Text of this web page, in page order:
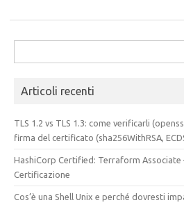
per:
Articoli recenti
TLS 1.2 vs TLS 1.3: come verificarli
firma del certificato (sha256WithRSA,
HashiCorp Certified: Terraform
Certificazione
Cos’è una Shell Unix e perché dovresti